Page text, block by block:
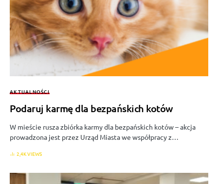
AKTUALNOŚCI
Podaruj karmę dla bezpańskich kotów
W mieście rusza zbiórka karmy dla bezpańskich kotów – akcja
prowadzona jest przez Urząd Miasta we współpracy z…
2,4K VIEWS